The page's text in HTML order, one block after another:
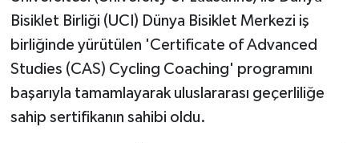
Bisiklet Birliği (UCI) Dünya Bisiklet Merkezi iş
birliğinde yürütülen 'Certificate of Advanced
Studies (CAS) Cycling Coaching' programını
başarıyla tamamlayarak uluslararası geçerliliğe
sahip sertifikanın sahibi oldu.